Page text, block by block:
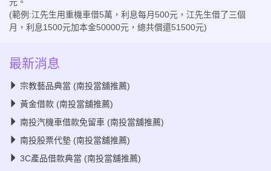
元。
(範例:江先生用重機車借5萬，利息每月500元，江先生借了三個
月，利息1500元加本金50000元，總共償還51500元)
最新消息
宗教藝品典當 (南投當舖推薦)
黃金借款 (南投當舖推薦)
南投汽機車借款免留車 (南投當舖推薦)
南投股票代墊 (南投當舖推薦)
3C產品借款典當 (南投當舖推薦)